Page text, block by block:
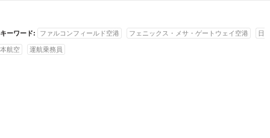
キーワード: ファルコンフィールド空港 フェニックス・メサ・ゲートウェイ空港 日
本航空 運航乗務員